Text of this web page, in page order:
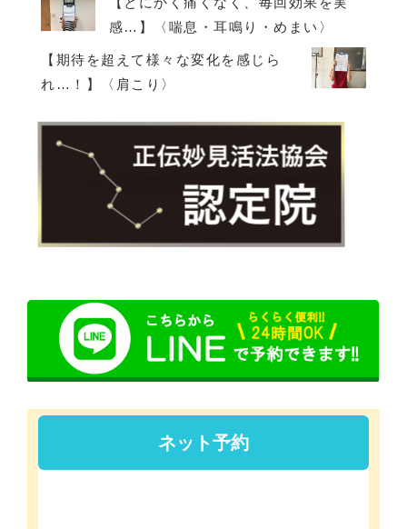
感…】〈喘息・耳鳴り・めまい〉
【期待を超えて様々な変化を感じら
れ…！】〈肩こり〉